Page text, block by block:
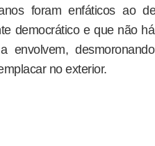
foram enfáticos ao
democrático e que não
envolvem,
no exterior.